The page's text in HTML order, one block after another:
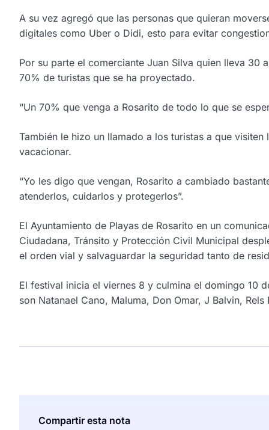
A su vez agregó que las personas que quieran
digitales como Uber o Didi, esto para evitar
Por su parte el comerciante Juan Silva quien lleva 30
70% de turistas que se ha proyectado.
“Un 70% que venga a Rosarito de todo lo que se
También le hizo un llamado a los turistas a que
vacacionar.
“Yo les digo que vengan, Rosarito a cambiado
atenderlos, cuidarlos y protegerlos”.
El Ayuntamiento de Playas de Rosarito en un
Ciudadana, Tránsito y Protección Civil Municipal
el orden vial y salvaguardar la seguridad tanto de
El festival inicia el viernes 8 y culmina el domingo 10
son Natanael Cano, Maluma, Don Omar, J Balvin,
Compartir esta nota